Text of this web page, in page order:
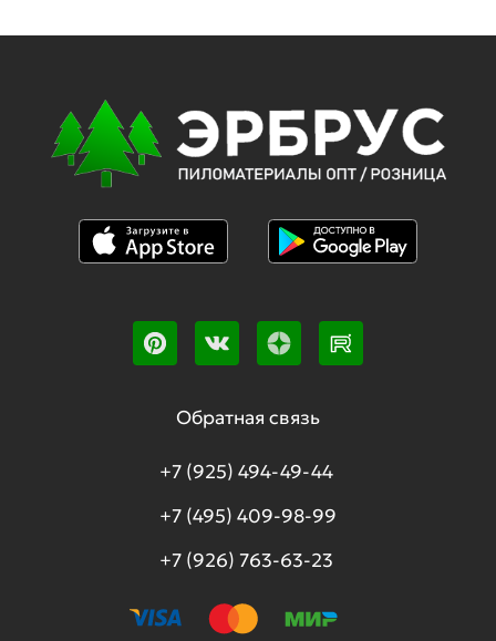
Обратная связь
+7 (925) 494-49-44
+7 (495) 409-98-99
+7 (926) 763-63-23